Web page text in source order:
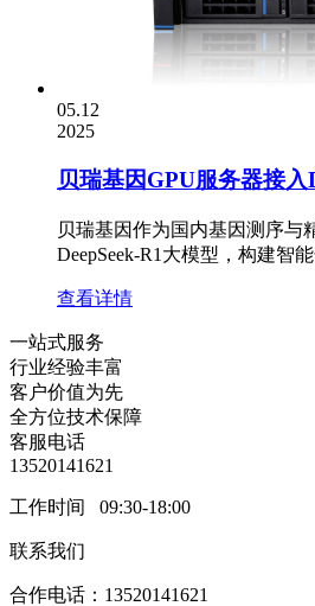
05.12
2025
贝瑞基因GPU服务器接入
贝瑞基因作为国内基因测序与
DeepSeek-R1大模型，构建智
查看详情
一站式服务
行业经验丰富
客户价值为先
全方位技术保障
客服电话
13520141621
工作时间 09:30-18:00
联系我们
合作电话：13520141621